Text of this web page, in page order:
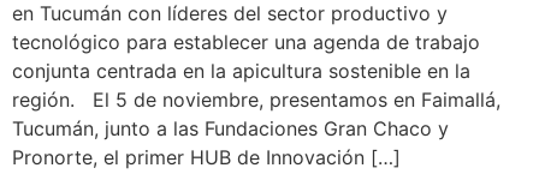
en Tucumán con líderes del sector productivo y
tecnológico para establecer una agenda de trabajo
conjunta centrada en la apicultura sostenible en la
región. El 5 de noviembre, presentamos en Faimallá,
Tucumán, junto a las Fundaciones Gran Chaco y
Pronorte, el primer HUB de Innovación […]